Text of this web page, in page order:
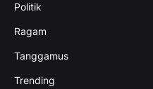
Politik
Ragam
Tanggamus
Trending